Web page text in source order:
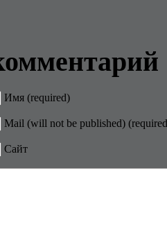
Имя (required)
Mail (will not be published)
Сайт